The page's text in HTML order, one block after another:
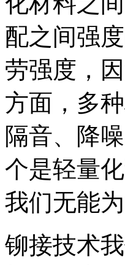
配之间强
劳强度，
方面，多
隔音、降
个是轻量
我们无能
铆接技术